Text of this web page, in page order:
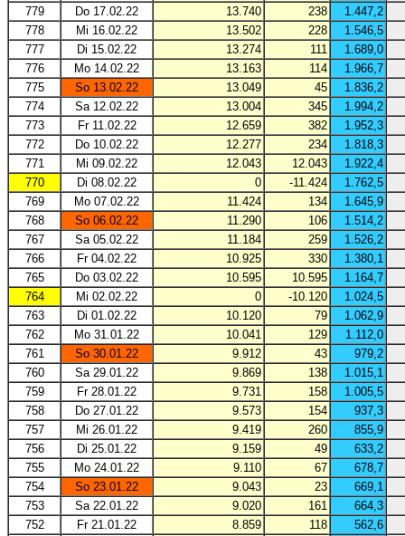
779
Do 17.02.22 13.740 238
1.447,2
778
Mi 16.02.22 13.502 228
1.546,5
777
Di 15.02.22 13.274 111
1.689,0
776
Mo 14.02.22 13.163 114
1.966,7
775
So 13.02.22 13.049 45
1.836,2
774
Sa 12.02.22 13.004 345
1.994,2
773
Fr 11.02.22 12.659 382
1.952,3
772
Do 10.02.22 12.277 234
1.818,3
771
Mi 09.02.22 12.043 12.043
1.922,4
770
Di 08.02.22 0 -11.424
1.762,5
769
Mo 07.02.22 11.424 134
1.645,9
768
So 06.02.22 11.290 106
1.514,2
767
Sa 05.02.22 11.184 259
1.526,2
766
Fr 04.02.22 10.925 330
1.380,1
765
Do 03.02.22 10.595 10.595
1.164,7
764
Mi 02.02.22 0 -10.120
1.024,5
763
Di 01.02.22 10.120 79
1.062,9
762
Mo 31.01.22 10.041 129
1.112,0
761
So 30.01.22 9.912 43
979,2
760
Sa 29.01.22 9.869 138
1.015,1
759
Fr 28.01.22 9.731 158
1.005,5
758
Do 27.01.22 9.573 154
937,3
757
Mi 26.01.22 9.419 260
855,9
756
Di 25.01.22 9.159 49
633,2
755
Mo 24.01.22 9.110 67
678,7
754
So 23.01.22 9.043 23
669,1
753
Sa 22.01.22 9.020 161
664,3
752
Fr 21.01.22 8.859 118
562,6